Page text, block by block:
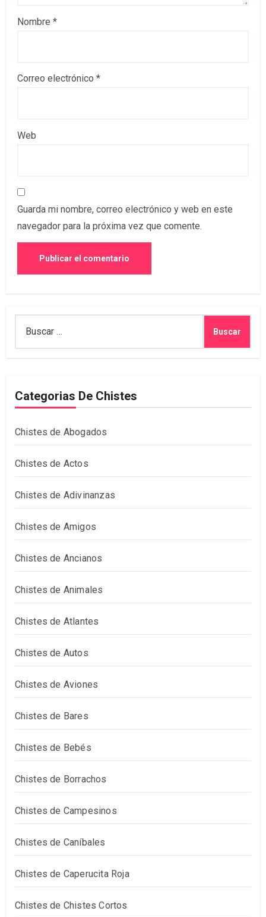
Nombre *
Correo electrónico *
Web
Guarda mi nombre, correo electrónico y web en este
navegador para la próxima vez que comente.
Categorias De Chistes
Chistes de Abogados
Chistes de Actos
Chistes de Adivinanzas
Chistes de Amigos
Chistes de Ancianos
Chistes de Animales
Chistes de Atlantes
Chistes de Autos
Chistes de Aviones
Chistes de Bares
Chistes de Bebés
Chistes de Borrachos
Chistes de Campesinos
Chistes de Caníbales
Chistes de Caperucita Roja
Chistes de Chistes Cortos